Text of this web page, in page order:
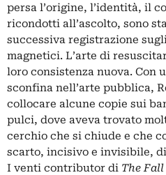
persa l’origine, l’identità, il
ricondotti all’ascolto, sono
successiva registrazione
magnetici. L’arte di
loro consistenza nuova. Con
sconfina nell’arte pubblica,
collocare alcune copie sui
pulci, dove aveva trovato
cerchio che si chiude e che
scarto, incisivo e invisibile,
I venti contributor di The